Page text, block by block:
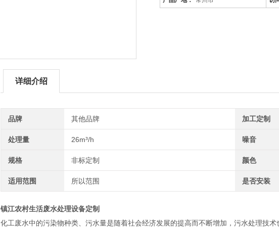
详细介绍
品牌 其他品牌 加工定制
处理量 26m³/h 噪音
规格 非标定制 颜色
适用范围 所以范围 是否安装
镇江农村生活废水处理设备定制
化工废水中的污染物种类、污水量是随着社会经济发展的提高而不断增加，污水处理技